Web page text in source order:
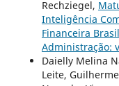
Rechziegel,
Inteligência
Financeira
Administração:
Daielly Melina
Leite,